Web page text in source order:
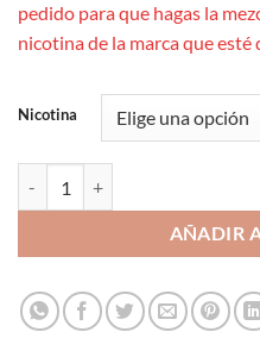
pedido para que hagas la
nicotina de la marca que esté
Nicotina
AÑADIR